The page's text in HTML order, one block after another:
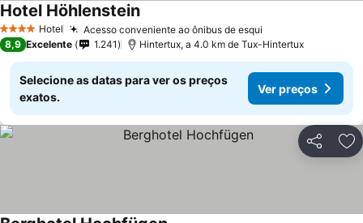
4 EstrelasHotel Acesso conveniente ao ônibus de esqui
Hotel HöhlensteinVer preços
8,9 Excelente 1.241 Hintertux, a 4.0 km de Tux-Hintertux
Selecione as datas para ver os preços
exatos.
Ver preços
Partilhar